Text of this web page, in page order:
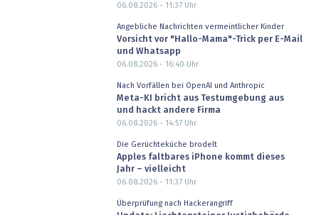
06.08.2026 - 11:37Uhr
Angebliche Nachrichten vermeintlicher Kinder
Vorsicht vor "Hallo-Mama"-Trick per E-Mail
und Whatsapp
06.08.2026 - 16:40 Uhr
Nach Vorfällen bei OpenAI und Anthropic
Meta-KI bricht aus Testumgebung aus
und hackt andere Firma
06.08.2026 - 14:57Uhr
Die Gerüchteküche brodelt
Apples faltbares iPhone kommt dieses
Jahr – vielleicht
06.08.2026 - 11:37Uhr
Überprüfung nach Hackerangriff